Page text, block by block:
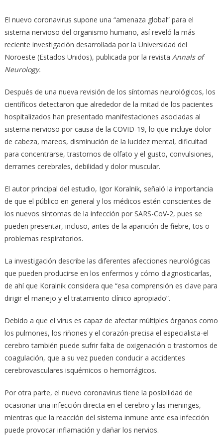
El nuevo coronavirus supone una “amenaza global” para el
sistema nervioso del organismo humano, así reveló la más
reciente investigación desarrollada por la Universidad del
Noroeste (Estados Unidos), publicada por la revista Annals of
Neurology.
Después de una nueva revisión de los síntomas neurológicos, los
científicos detectaron que alrededor de la mitad de los pacientes
hospitalizados han presentado manifestaciones asociadas al
sistema nervioso por causa de la COVID-19, lo que incluye dolor
de cabeza, mareos, disminución de la lucidez mental, dificultad
para concentrarse, trastornos de olfato y el gusto, convulsiones,
derrames cerebrales, debilidad y dolor muscular.
El autor principal del estudio, Igor Koralnik, señaló la importancia
de que el público en general y los médicos estén conscientes de
los nuevos síntomas de la infección por SARS-CoV-2, pues se
pueden presentar, incluso, antes de la aparición de fiebre, tos o
problemas respiratorios.
La investigación describe las diferentes afecciones neurológicas
que pueden producirse en los enfermos y cómo diagnosticarlas,
de ahí que Koralnik considera que “esa comprensión es clave para
dirigir el manejo y el tratamiento clínico apropiado”.
Debido a que el virus es capaz de afectar múltiples órganos como
los pulmones, los riñones y el corazón-precisa el especialista-el
cerebro también puede sufrir falta de oxigenación o trastornos de
coagulación, que a su vez pueden conducir a accidentes
cerebrovasculares isquémicos o hemorrágicos.
Por otra parte, el nuevo coronavirus tiene la posibilidad de
ocasionar una infección directa en el cerebro y las meninges,
mientras que la reacción del sistema inmune ante esa infección
puede provocar inflamación y dañar los nervios.